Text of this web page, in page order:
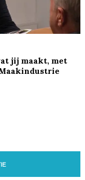
jij maakt, met